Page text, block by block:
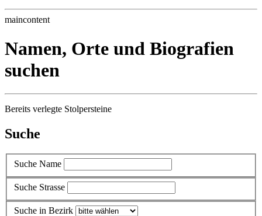
maincontent
Namen, Orte und Biografien
suchen
Bereits verlegte Stolpersteine
Suche
Suche Name
Suche Strasse
Suche in Bezirk